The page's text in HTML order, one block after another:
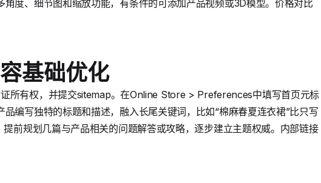
度、细节图和缩放功能，有条件的可添加产品视频或3D模型。价格对比
基础优化
所有权，并提交sitemap。在Online Store > Preferences中填写首页元标
编写独特的标题和描述，融入长尾关键词，比如“棉麻春夏连衣裙”比只写
前规划几篇与产品相关的问题解答或攻略，逐步建立主题权威。内部链接